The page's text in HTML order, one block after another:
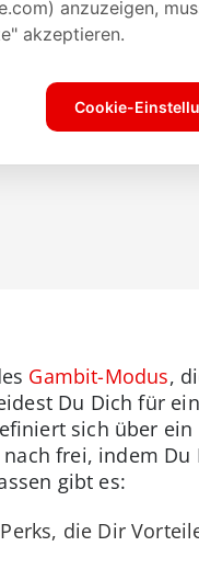
Gambit-Modus,
Du Dich für
sich über
frei, indem
gibt es:
die Dir